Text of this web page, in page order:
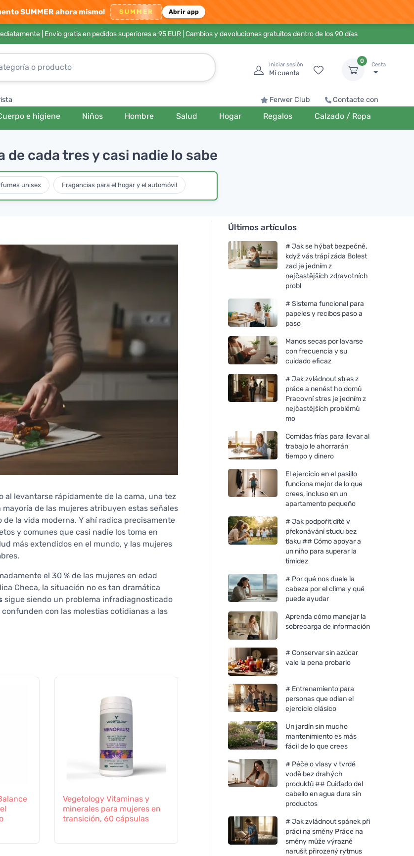
SUMMER ahora mismo! SUMMER Abrir app
| Envío gratis en pedidos superiores a 95 EUR| Cambios y devoluciones gratuitos dentro de los 90 días
Iniciar sesión
Mi cuenta
0
Cesta
Ferwer Club Contacte con
e higiene Niños Hombre Salud Hogar Regalos Calzado / Ropa
cada tres y casi nadie lo sabe
unisex Fragancias para el hogar y el automóvil
al levantarse rápidamente de la cama, una tez
de las mujeres atribuyen estas señales
la vida moderna. Y ahí radica precisamente
y comunes que casi nadie los toma en
más extendidos en el mundo, y las mujeres
el 30 % de las mujeres en edad
Checa, la situación no es tan dramática
sigue siendo un problema infradiagnosticado
con las molestias cotidianas a las
Vegetology Vitaminas y
minerales para mujeres en
transición, 60 cápsulas
METÍLICOS - B1 Betaína B2
B6 Ácido fólico (L-
metilfolato) Vitamina B12 y
Zinc, 60 cápsulas
Cytoplan
cápsulas
Últimos artículos
# Jak se hýbat bezpečně,
když vás trápí záda Bolest
zad je jedním z
nejčastějších zdravotních
probl
# Sistema funcional para
papeles y recibos paso a
paso
Manos secas por lavarse
con frecuencia y su
cuidado eficaz
# Jak zvládnout stres z
práce a nenést ho domů
Pracovní stres je jedním z
nejčastějších problémů
mo
Comidas frías para llevar al
trabajo le ahorrarán
tiempo y dinero
El ejercicio en el pasillo
funciona mejor de lo que
crees, incluso en un
apartamento pequeño
# Jak podpořit dítě v
překonávání studu bez
tlaku ## Cómo apoyar a
un niño para superar la
timidez
# Por qué nos duele la
cabeza por el clima y qué
puede ayudar
Aprenda cómo manejar la
sobrecarga de información
# Conservar sin azúcar
vale la pena probarlo
# Entrenamiento para
personas que odian el
ejercicio clásico
Un jardín sin mucho
mantenimiento es más
fácil de lo que crees
# Péče o vlasy v tvrdé
vodě bez drahých
produktů ## Cuidado del
cabello en agua dura sin
productos
# Jak zvládnout spánek při
práci na směny Práce na
směny může výrazně
narušit přirozený rytmus